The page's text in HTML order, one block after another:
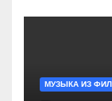
МУЗЫКА ИЗ